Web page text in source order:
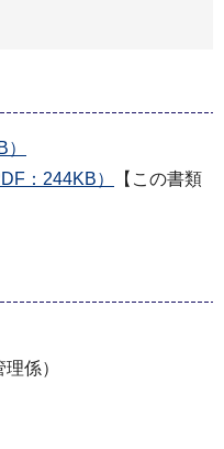
：244KB）
【この書類
係）